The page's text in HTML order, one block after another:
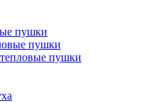
пушки
пушки
пушки